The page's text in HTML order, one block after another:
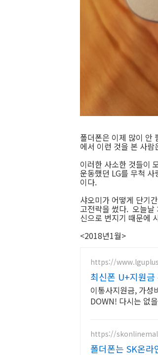
폴더폰은 이제 많이 안
에서 이런 것을 본 사
이러한 사소한 것들이
운동했던 LG를 무척
이다.
샤오미가 어떻게 단기
고전략을 썼다. 오늘날
신으로 번지기 때문에
<2018년1월>
https://
최신폰 U+지원
이통사지원금, 가성
DOWN! 다시는 없
https://
폴더폰는 SK온라